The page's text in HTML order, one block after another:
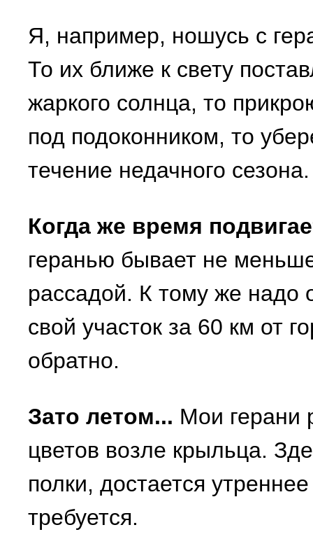
Я, например, ношусь с
То их ближе к свету
жаркого солнца, то
под подоконником, то
течение недачного сезона.
Когда же время
геранью бывает не
рассадой. К тому же надо
свой участок за 60 км от
обратно.
Зато летом... Мои герани
цветов возле крыльца.
полки, достается
требуется.